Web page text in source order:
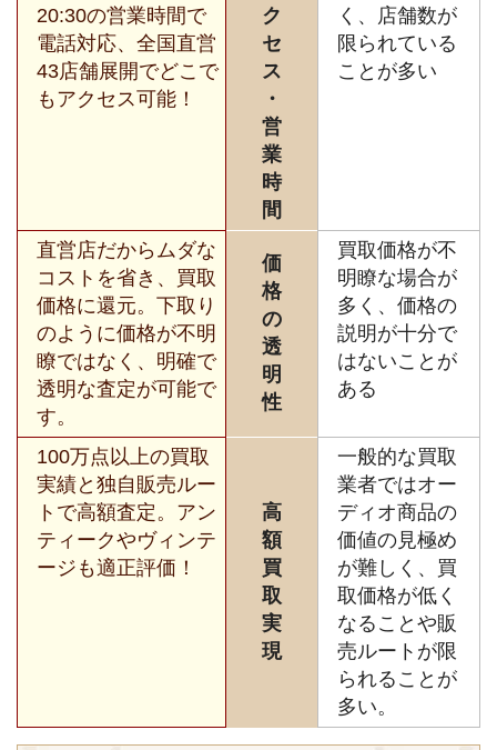
20:30の営業時間で
電話対応、全国直営
43店舗展開でどこで
もアクセス可能！
ク
セ
ス
・
営
業
時
間
く、店舗数が
限られている
ことが多い
直営店だからムダな
コストを省き、買取
価格に還元。下取り
のように価格が不明
瞭ではなく、明確で
透明な査定が可能で
す。
価
格
の
透
明
性
買取価格が不
明瞭な場合が
多く、価格の
説明が十分で
はないことが
ある
100万点以上の買取
実績と独自販売ルー
トで高額査定。アン
ティークやヴィンテ
ージも適正評価！
高
額
買
取
実
現
一般的な買取
業者ではオー
ディオ商品の
価値の見極め
が難しく、買
取価格が低く
なることや販
売ルートが限
られることが
多い。